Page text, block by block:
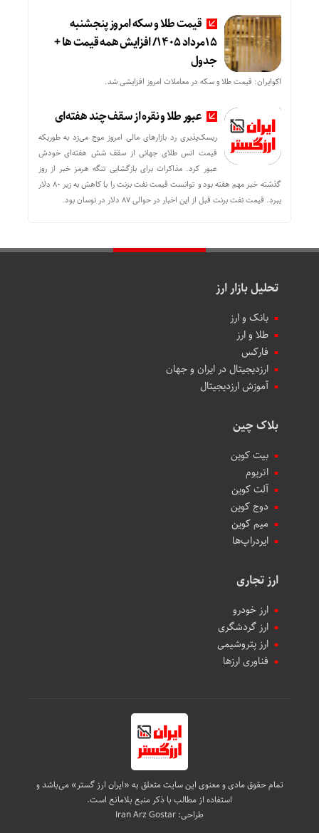
قیمت طلا و سکه امروز پنجشنبه
15مرداد 1405/ افزایش همه قیمت ها +
جدول
اکوایران: قیمت طلا و سکه در معاملات امروز افزایشی شد.
عبور طلا و نقره از سقف چند هفته‌ای
ریسک‌پذیری رد بازارهای مالی امروز موج می‌زد به طوریکه
قیمت انس طلای جهانی از سقف شش هفته‌ای خودش
عبور کرد. مذاکرات برای بازگشایی تنگه هرمز خبر از روز
گذشته خبر مهم هفته بود و توانست قیمت نفت برنت را با کاهش به زیر 80 دلار
ببرد. قیمت نفت برنت قبل از این اخبار در حوالی 87 دلار در نوسان بود.
تحلیل بازار ارز
بانک و ارز
طلا و ارز
فارکس
ارزدیجیتال در ایران و جهان
آموزش ارزدیجیتال
بلاک چین
بیت کوین
اتریوم
آلت کوین
دوج کوین
میم کوین‌
ایردراپ‌ها
ارز تجاری
ارز خودرو
ارز گردشگری
ارز پتروشیمی
فناوری ارزها
تمام حقوق مادی و معنوی این سایت متعلق به «ایران ارز گستر» می‌باشد و
استفاده از مطالب با ذکر منبع بلامانع است.
طراحی:Iran Arz Gostar